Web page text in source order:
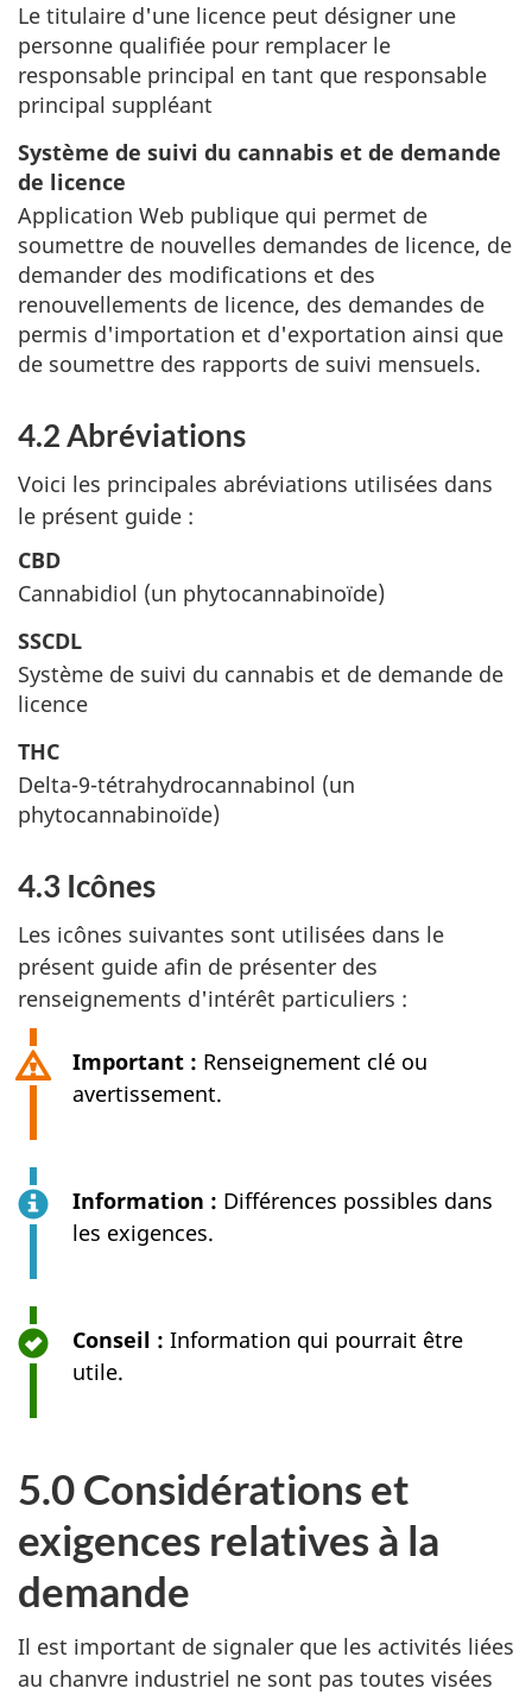
Le titulaire d'une licence peut désigner une
personne qualifiée pour remplacer le
responsable principal en tant que responsable
principal suppléant
Système de suivi du cannabis et de demande
de licence
Application Web publique qui permet de
soumettre de nouvelles demandes de licence, de
demander des modifications et des
renouvellements de licence, des demandes de
permis d'importation et d'exportation ainsi que
de soumettre des rapports de suivi mensuels.
4.2 Abréviations
Voici les principales abréviations utilisées dans
le présent guide :
CBD
Cannabidiol (un phytocannabinoïde)
SSCDL
Système de suivi du cannabis et de demande de
licence
THC
Delta-9-tétrahydrocannabinol (un
phytocannabinoïde)
4.3 Icônes
Les icônes suivantes sont utilisées dans le
présent guide afin de présenter des
renseignements d'intérêt particuliers :
Important : Renseignement clé ou
avertissement.
Information : Différences possibles dans
les exigences.
Conseil : Information qui pourrait être
utile.
5.0 Considérations et
exigences relatives à la
demande
Il est important de signaler que les activités liées
au chanvre industriel ne sont pas toutes visées